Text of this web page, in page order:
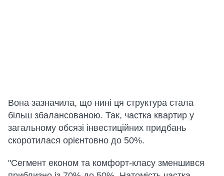
Вона зазначила, що нині ця структура стала
більш збалансованою. Так, частка квартир у
загальному обсязі інвестиційних придбань
скоротилася орієнтовно до 50%.
"Сегмент економ та комфорт-класу зменшився